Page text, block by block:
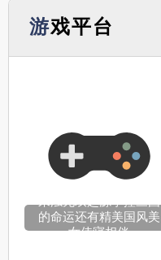
游戏平台
来浊无双起源掌控三国
的命运还有精美国风美
女侍寝相伴